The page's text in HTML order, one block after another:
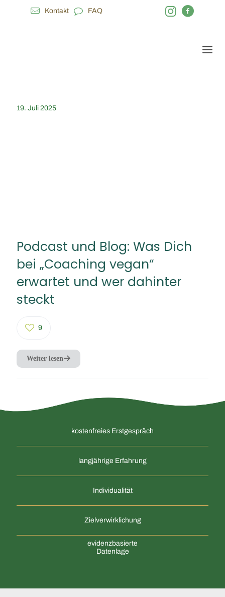
Kontakt FAQ
19. Juli 2025
Podcast und Blog: Was Dich
bei „Coaching vegan“
erwartet und wer dahinter
steckt
9
Weiter lesen
kostenfreies Erstgespräch
langjährige Erfahrung
Individualität
Zielverwirklichung
evidenzbasierte
Datenlage